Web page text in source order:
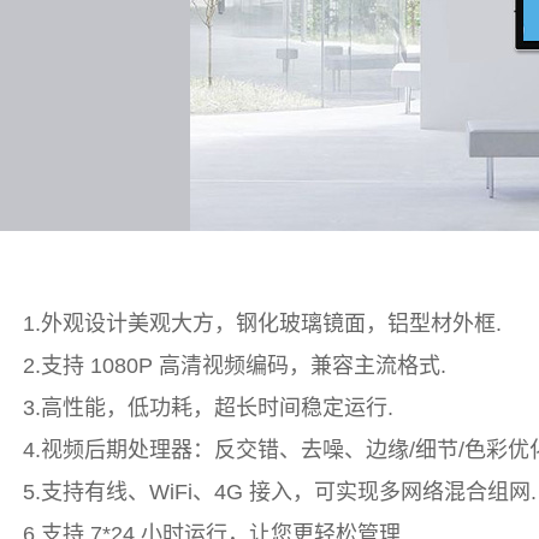
1.外观设计美观大方，钢化玻璃镜面，铝型材外框.
2.支持 1080P 高清视频编码，兼容主流格式.
3.高性能，低功耗，超长时间稳定运行.
4.视频后期处理器：反交错、去噪、边缘/细节/色彩优
5.支持有线、WiFi、4G 接入，可实现多网络混合组网.
6.支持 7*24 小时运行，让您更轻松管理.